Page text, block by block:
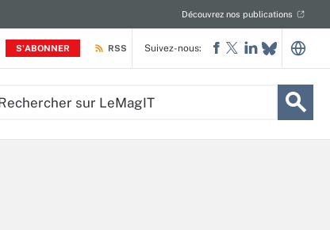
S'ABONNER
Découvrez nos publications
RSS Suivez-nous: